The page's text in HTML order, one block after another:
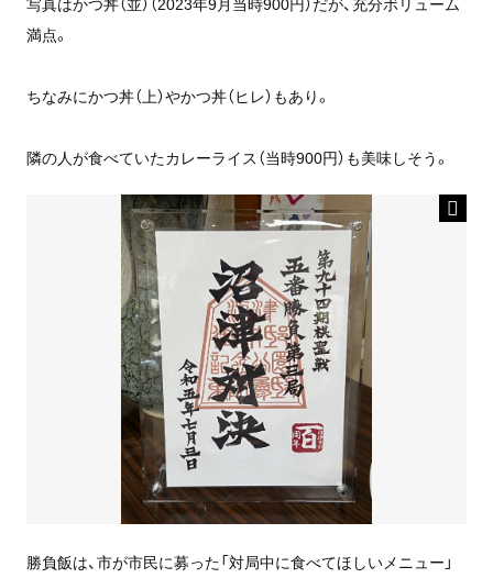
満点。
ちなみにかつ丼（上）やかつ丼（ヒレ）もあり。
隣の人が食べていたカレーライス（当時900円）も美味しそう。
勝負飯は、市が市民に募った「対局中に食べてほしいメニュー」